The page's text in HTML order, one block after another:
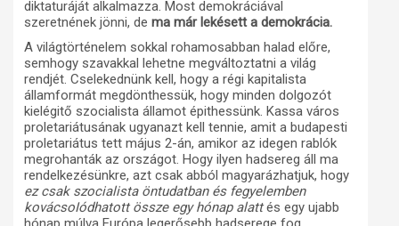
diktaturáját alkalmazza. Most demokráciával
szeretnének jönni, de ma már lekésett a demokrácia.
A világtörténelem sokkal rohamosabban halad előre,
semhogy szavakkal lehetne megváltoztatni a világ
rendjét. Cselekednünk kell, hogy a régi kapitalista
államformát megdönthessük, hogy minden dolgozót
kielégitő szocialista államot épithessünk. Kassa város
proletariátusának ugyanazt kell tennie, amit a budapesti
proletariátus tett május 2-án, amikor az idegen rablók
megrohanták az országot. Hogy ilyen hadsereg áll ma
rendelkezésünkre, azt csak abból magyarázhatjuk, hogy
ez csak szocialista öntudatban és fegyelemben
kovácsoIódhatott össze egy hónap alattés egy ujabb